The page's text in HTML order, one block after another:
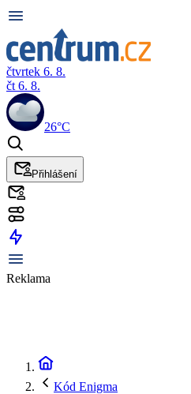
čtvrtek 6. 8.
čt 6. 8.
26°C
Přihlášení
Reklama
Kód Enigma